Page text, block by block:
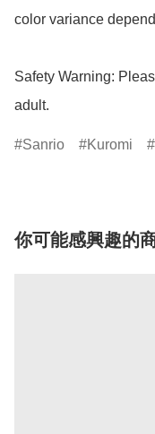
color variance
Safety Warning:
adult.
Sanrio Kuromi
你可能感興趣的